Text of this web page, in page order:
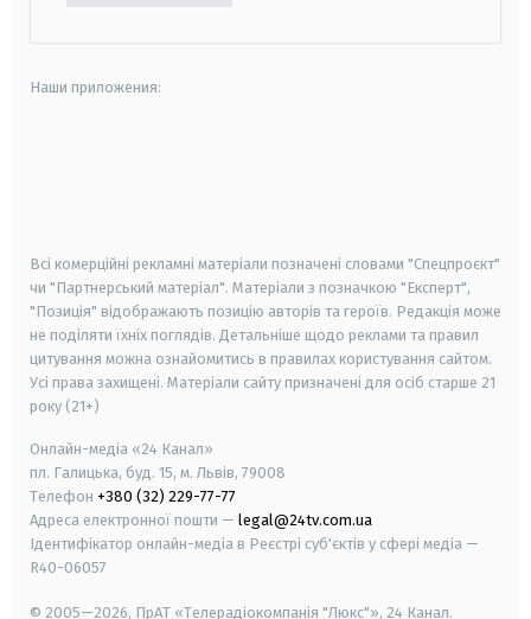
Наши приложения:
Всі комерційні рекламні матеріали позначені словами "Спецпроєкт"
чи "Партнерський матеріал". Матеріали з позначкою "Експерт",
"Позиція" відображають позицію авторів та героїв. Редакція може
не поділяти їхніх поглядів. Детальніше щодо реклами та правил
цитування можна ознайомитись в правилах користування сайтом.
Усі права захищені. Матеріали сайту призначені для осіб старше 21
року (21+)
Онлайн-медіа «24 Канал»
пл. Галицька, буд. 15, м. Львів, 79008
Телефон +380 (32) 229-77-77
Адреса електронної пошти — legal@24tv.com.ua
Ідентифікатор онлайн-медіа в Реєстрі суб'єктів у сфері медіа —
R40-06057
© 2005—2026, ПрАТ «Телерадіокомпанія "Люкс"», 24 Канал.